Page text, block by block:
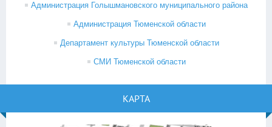
Администрация Голышмановского муниципального района
Администрация Тюменской области
Департамент культуры Тюменской области
СМИ Тюменской области
КАРТА